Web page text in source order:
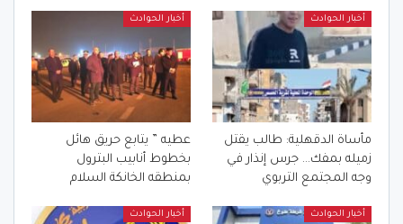
أخبار الحوادث
مأساة الدقهلية: طالب يقتل
زميله بمفك… جرس إنذار في
وجه المجتمع التربوي
أخبار الحوادث
عطيه ” يتابع حريق هائل
بخطوط أنابيب البترول
بمنطقه الخانكة السلام
أخبار الحوادث أخبار الحوادث